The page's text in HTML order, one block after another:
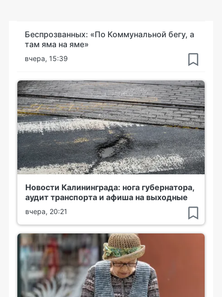
Беспрозванных: «По Коммунальной бегу, а
там яма на яме»
вчера, 15:39
Новости Калининграда: нога губернатора,
аудит транспорта и афиша на выходные
вчера, 20:21